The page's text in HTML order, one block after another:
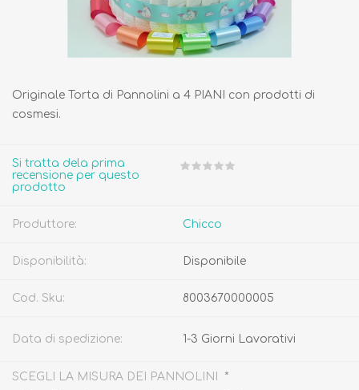
Originale Torta di Pannolini a 4 PIANI con prodotti di
cosmesi.
Si tratta dela prima
recensione per questo
prodotto
Produttore: Chicco
Disponibilità: Disponibile
Cod. Sku: 8003670000005
Data di spedizione: 1-3 Giorni Lavorativi
SCEGLI LA MISURA DEI PANNOLINI *